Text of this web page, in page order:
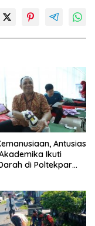
Antusias
Ikuti
di Poltekpar